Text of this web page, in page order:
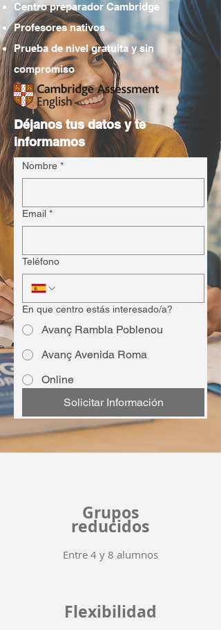
Centro preparador Cambridge
Profesores nativos​
Prueba de nivel gratuita y sin
compromiso
Déjanos tus datos y te
informamos
Nombre *
Email *
Teléfono
En que centro estás interesado/a?
Avanç Rambla Poblenou
Avanç Avenida Roma
Online
Solicitar Información
Grupos
reducidos
Entre 4 y 8 alumnos
Flexibilidad